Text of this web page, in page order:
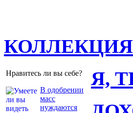
Нравитесь ли вы себе?
В одобрении
масс
нуждаются
Я,